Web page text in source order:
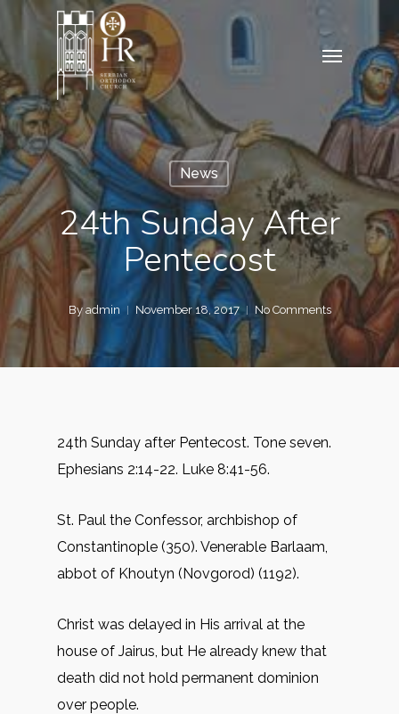
to
main
content
Menu
News
24th Sunday After
Pentecost
By admin November 18, 2017 No Comments
24th Sunday after Pentecost. Tone seven.
Ephesians 2:14-22. Luke 8:41-56.
St. Paul the Confessor, archbishop of
Constantinople (350). Venerable Barlaam,
abbot of Khoutyn (Novgorod) (1192).
Christ was delayed in His arrival at the
house of Jairus, but He already knew that
death did not hold permanent dominion
over people.